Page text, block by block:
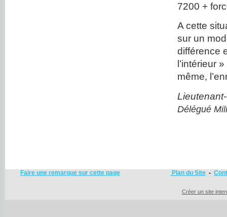
7200 +
A cette
sur un
différence
l’intérieur
même,
Délégué
Faire une remarque sur cette page Plan du Site -
Créer un site